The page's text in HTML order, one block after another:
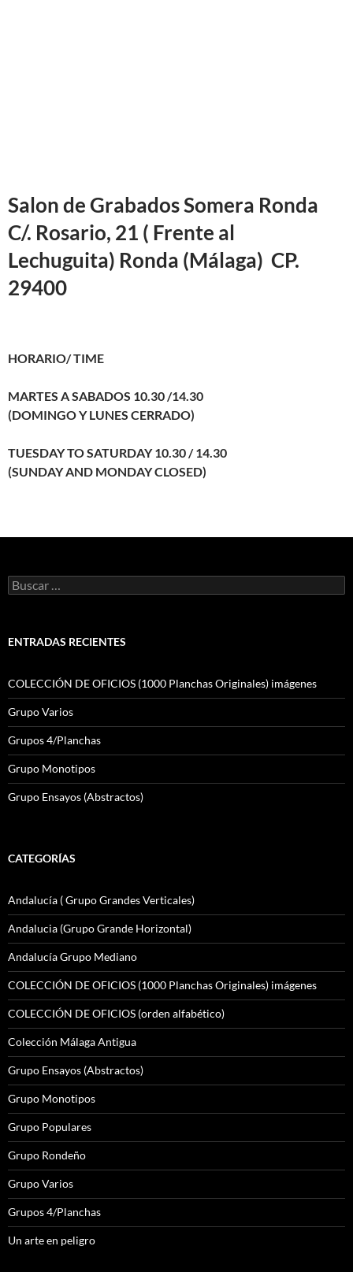
Salonde Grabados Somera Ronda
C/. Rosario, 21 ( Frente al
Lechuguita) Ronda (Málaga) CP.
29400
HORARIO/ TIME
MARTES A SABADOS 10.30 /14.30
(DOMINGO Y LUNES CERRADO)
TUESDAY TO SATURDAY 10.30 / 14.30
(SUNDAY AND MONDAY CLOSED)
Buscar:
ENTRADAS RECIENTES
COLECCIÓN DE OFICIOS (1000 Planchas Originales) imágenes
Grupo Varios
Grupos 4/Planchas
Grupo Monotipos
Grupo Ensayos (Abstractos)
CATEGORÍAS
Andalucía ( Grupo Grandes Verticales)
Andalucia (Grupo Grande Horizontal)
Andalucía Grupo Mediano
COLECCIÓN DE OFICIOS (1000 Planchas Originales) imágenes
COLECCIÓN DE OFICIOS (orden alfabético)
Colección Málaga Antigua
Grupo Ensayos (Abstractos)
Grupo Monotipos
Grupo Populares
Grupo Rondeño
Grupo Varios
Grupos 4/Planchas
Un arte en peligro